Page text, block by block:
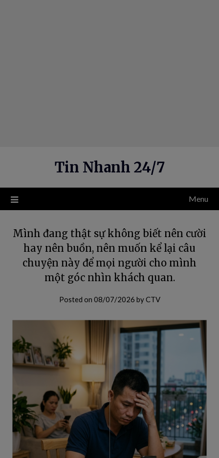
Tin Nhanh 24/7
Menu
Mình đang thật sự không biết nên cười
hay nên buồn, nên muốn kể lại câu
chuyện này để mọi người cho mình
một góc nhìn khách quan.
Posted on 08/07/2026 byCTV